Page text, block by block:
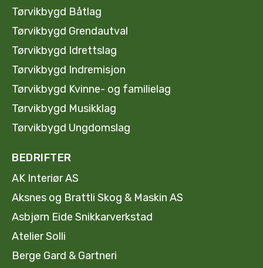
Tørvikbygd Båtlag
Tørvikbygd Grendautval
Tørvikbygd Idrettslag
Tørvikbygd Indremisjon
Tørvikbygd Kvinne- og familielag
Tørvikbygd Musikklag
Tørvikbygd Ungdomslag
BEDRIFTER
AK Interiør AS
Aksnes og Brattli Skog & Maskin AS
Asbjørn Eide Snikkarverkstad
Atelier Solli
Berge Gard & Gartneri